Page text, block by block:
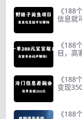
《188
信息就
《188
目，高
《188
变现
《188